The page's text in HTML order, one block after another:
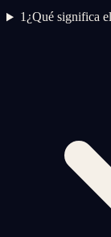
1¿Qué significa